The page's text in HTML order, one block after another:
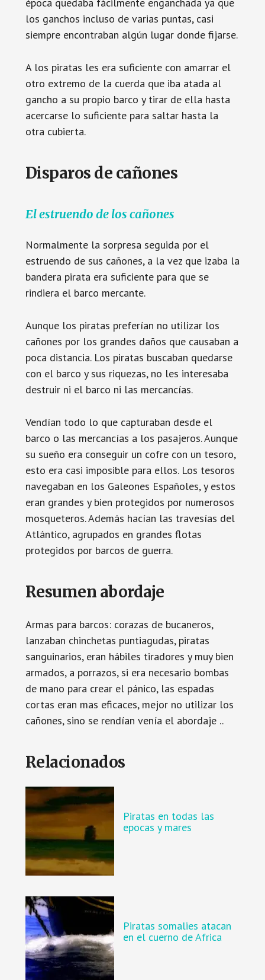
los ganchos incluso de varias puntas, casi
siempre encontraban algún lugar donde fijarse.
A los piratas les era suficiente con amarrar el
otro extremo de la cuerda que iba atada al
gancho a su propio barco y tirar de ella hasta
acercarse lo suficiente para saltar hasta la
otra cubierta.
Disparos de cañones
El estruendo de los cañones
Normalmente la sorpresa seguida por el
estruendo de sus cañones, a la vez que izaba la
bandera pirata era suficiente para que se
rindiera el barco mercante.
Aunque los piratas preferían no utilizar los
cañones por los grandes daños que causaban a
poca distancia. Los piratas buscaban quedarse
con el barco y sus riquezas, no les interesaba
destruir ni el barco ni las mercancías.
Vendían todo lo que capturaban desde el
barco o las mercancías a los pasajeros. Aunque
su sueño era conseguir un cofre con un tesoro,
esto era casi imposible para ellos. Los tesoros
navegaban en los Galeones Españoles, y estos
eran grandes y bien protegidos por numerosos
mosqueteros. Además hacían las travesías del
Atlántico, agrupados en grandes flotas
protegidos por barcos de guerra.
Resumen abordaje
Armas para barcos: corazas de bucaneros,
lanzaban chinchetas puntiagudas, piratas
sanguinarios, eran hábiles tiradores y muy bien
armados, a porrazos, si era necesario bombas
de mano para crear el pánico, las espadas
cortas eran mas eficaces, mejor no utilizar los
cañones, sino se rendían venía el abordaje ..
Relacionados
Piratas en todas las
epocas y mares
Piratas somalies atacan
en el cuerno de Africa